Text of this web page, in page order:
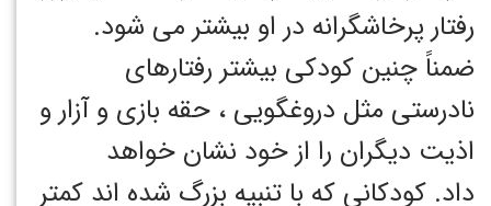
رفتار پرخاشگرانه در او بیشتر می شود.
ضمناً چنین کودکی بیشتر رفتارهای
نادرستی مثل دروغگویی ، حقه بازی و آزار و
اذیت دیگران را از خود نشان خواهد
داد. کودکانی که با تنبیه بزرگ شده اند کمتر